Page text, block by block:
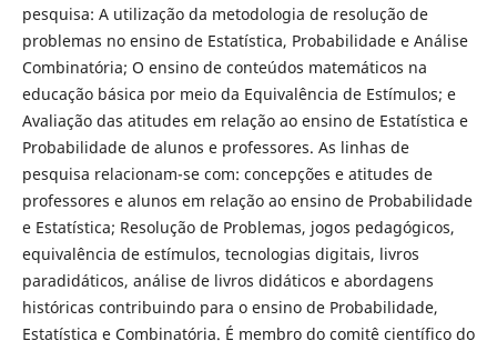
pesquisa: A utilização da metodologia de resolução de
problemas no ensino de Estatística, Probabilidade e Análise
Combinatória; O ensino de conteúdos matemáticos na
educação básica por meio da Equivalência de Estímulos; e
Avaliação das atitudes em relação ao ensino de Estatística e
Probabilidade de alunos e professores. As linhas de
pesquisa relacionam-se com: concepções e atitudes de
professores e alunos em relação ao ensino de Probabilidade
e Estatística; Resolução de Problemas, jogos pedagógicos,
equivalência de estímulos, tecnologias digitais, livros
paradidáticos, análise de livros didáticos e abordagens
históricas contribuindo para o ensino de Probabilidade,
Estatística e Combinatória. É membro do comitê científico do